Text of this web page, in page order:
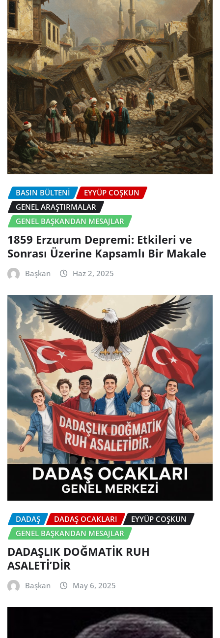
BASIN BÜLTENI
EYYÜP COŞKUN
GENEL ARAŞTIRMALAR
GENEL BAŞKANDAN MESAJLAR
1859 Erzurum Depremi: Etkileri ve
Sonrası Üzerine Kapsamlı Bir Makale
Başkan Haz 2, 2025
DADAŞ DADAŞ OCAKLARI
EYYÜP COŞKUN
GENEL BAŞKANDAN MESAJLAR
DADAŞLIK DOĞMATİK RUH
ASALETİ’DİR
Başkan May 6, 2025